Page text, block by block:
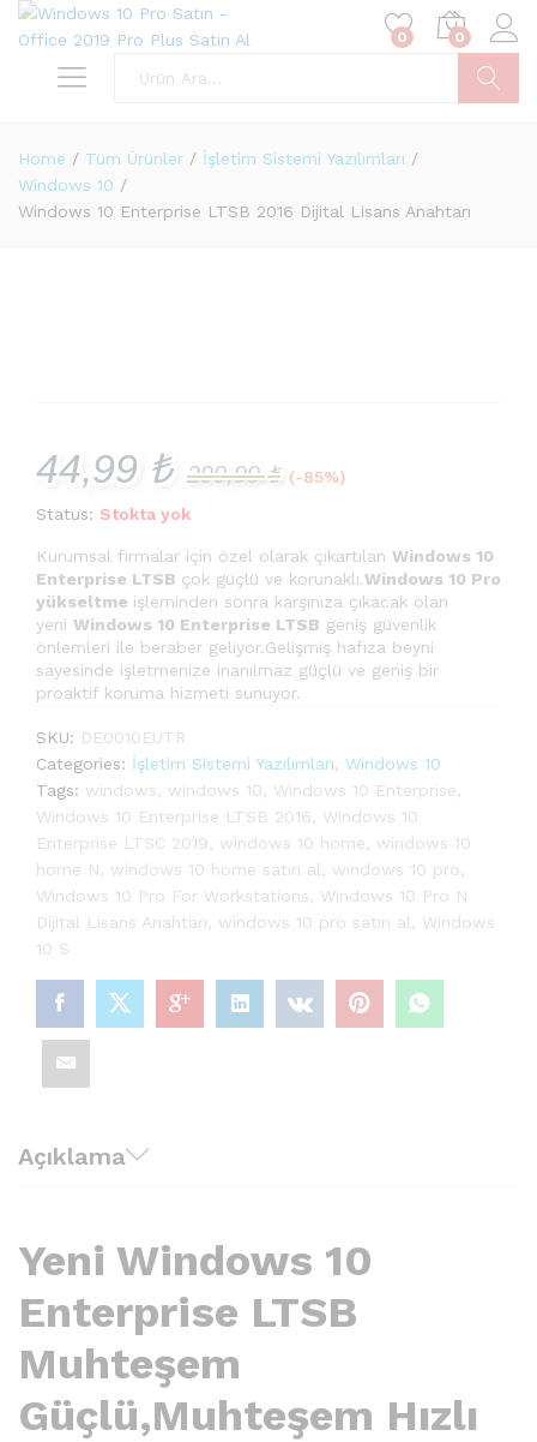
0 0
Home / Tüm Ürünler / İşletim Sistemi Yazılımları /
Windows 10 /
Windows 10 Enterprise LTSB 2016 Dijital Lisans Anahtarı
44,99 ₺ 299,99₺ (-85%)
Status: Stokta yok
Kurumsal firmalar için özel olarak çıkartılan Windows 10
Enterprise LTSB çok güçlü ve korunaklı.Windows 10 Pro
yükseltme işleminden sonra karşınıza çıkacak olan
yeni Windows 10 Enterprise LTSB geniş güvenlik
önlemleri ile beraber geliyor.Gelişmiş hafıza beyni
sayesinde işletmenize inanılmaz güçlü ve geniş bir
proaktif koruma hizmeti sunuyor.
SKU: DE0010EUTR
Categories: İşletim Sistemi Yazılımları
Windows 10
Tags: windows windows 10 Windows 10 Enterprise
Windows 10 Enterprise LTSB 2016
Windows 10
Enterprise LTSC 2019
windows 10 home
windows 10
home N
windows 10 home satın al windows 10 pro
Windows 10 Pro For Workstations
Windows 10 Pro N
Dijital Lisans Anahtarı
windows 10 pro satın al
Windows
10 S
Açıklama
Yeni Windows 10
Enterprise LTSB
Muhteşem
Güçlü,Muhteşem Hızlı